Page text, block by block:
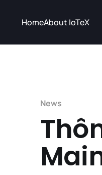
HomeAbout IoTeX
News